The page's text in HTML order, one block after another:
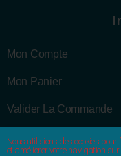
Mon Compte
Mon Panier
Valider La Commande
Mentions Légales
Nous utilisions des cookies pour
et améliorer votre navigation sur